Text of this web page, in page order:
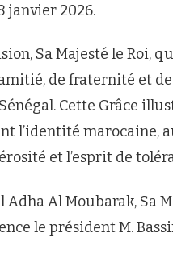
janvier 2026.
Sa Majesté le Roi,
de fraternité et
Cette Grâce
l’identité marocaine,
et l’esprit de
Adha Al Moubarak, Sa
le président M.